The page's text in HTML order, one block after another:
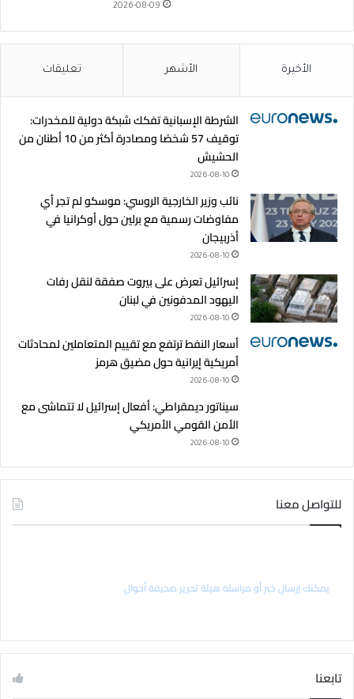
2026-08-09
الأخيرة الأشهر تعليقات
الشرطة الإسبانية تفكك شبكة دولية للمخدرات:
توقيف 57 شخصًا ومصادرة أكثر من 10 أطنان من
الحشيش
2026-08-10
نائب وزير الخارجية الروسي: موسكو لم تجر أي
مفاوضات رسمية مع برلين حول أوكرانيا في
أذربيجان
2026-08-10
إسرائيل تعرض على بيروت صفقة لنقل رفات
اليهود المدفونين في لبنان
2026-08-10
أسعار النفط ترتفع مع تقييم المتعاملين لمحادثات
أمريكية إيرانية حول مضيق هرمز
2026-08-10
سيناتور ديمقراطي: أفعال إسرائيل لا تتماشى مع
الأمن القومي الأمريكي
2026-08-10
للتواصل معنا
يمكنك إرسال خبر أو مراسلة هيئة تحرير صحيفة أحوال
تابعنا